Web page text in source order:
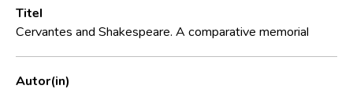
Häufige Fragen und Antworten
CNL
Forschungsgruppe
Titel
Cervantes and Shakespeare. A comparative memorial
Autor(in)